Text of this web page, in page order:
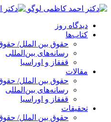
پرش
محتوا
دیدگاه روز
کتاب‌ها
حقوق بین الملل/
رسانه‌های بین‌المللی
قفقاز و اوراسیا
مقالات
حقوق بین الملل/
رسانه‌های بین‌المللی
قفقاز و اوراسیا
تحقیقات
حقوق بین الملل/